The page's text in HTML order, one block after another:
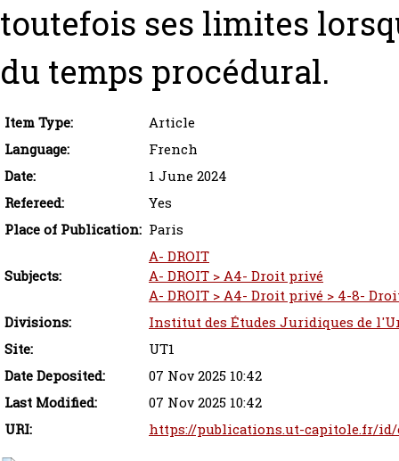
toutefois ses limites
du temps procédural.
Item Type:
Article
Language:
French
Date:
1 June 2024
Refereed:
Yes
Place of Publication: Paris
Subjects:
A- DROIT
A- DROIT > A4- Droit privé
A- DROIT > A4- Droit privé > 4-8-
Divisions:
Institut des Études Juridiques de
Site:
UT1
Date Deposited:
07 Nov 2025 10:42
Last Modified:
07 Nov 2025 10:42
URI:
https://publications.ut-capitole.fr/id/